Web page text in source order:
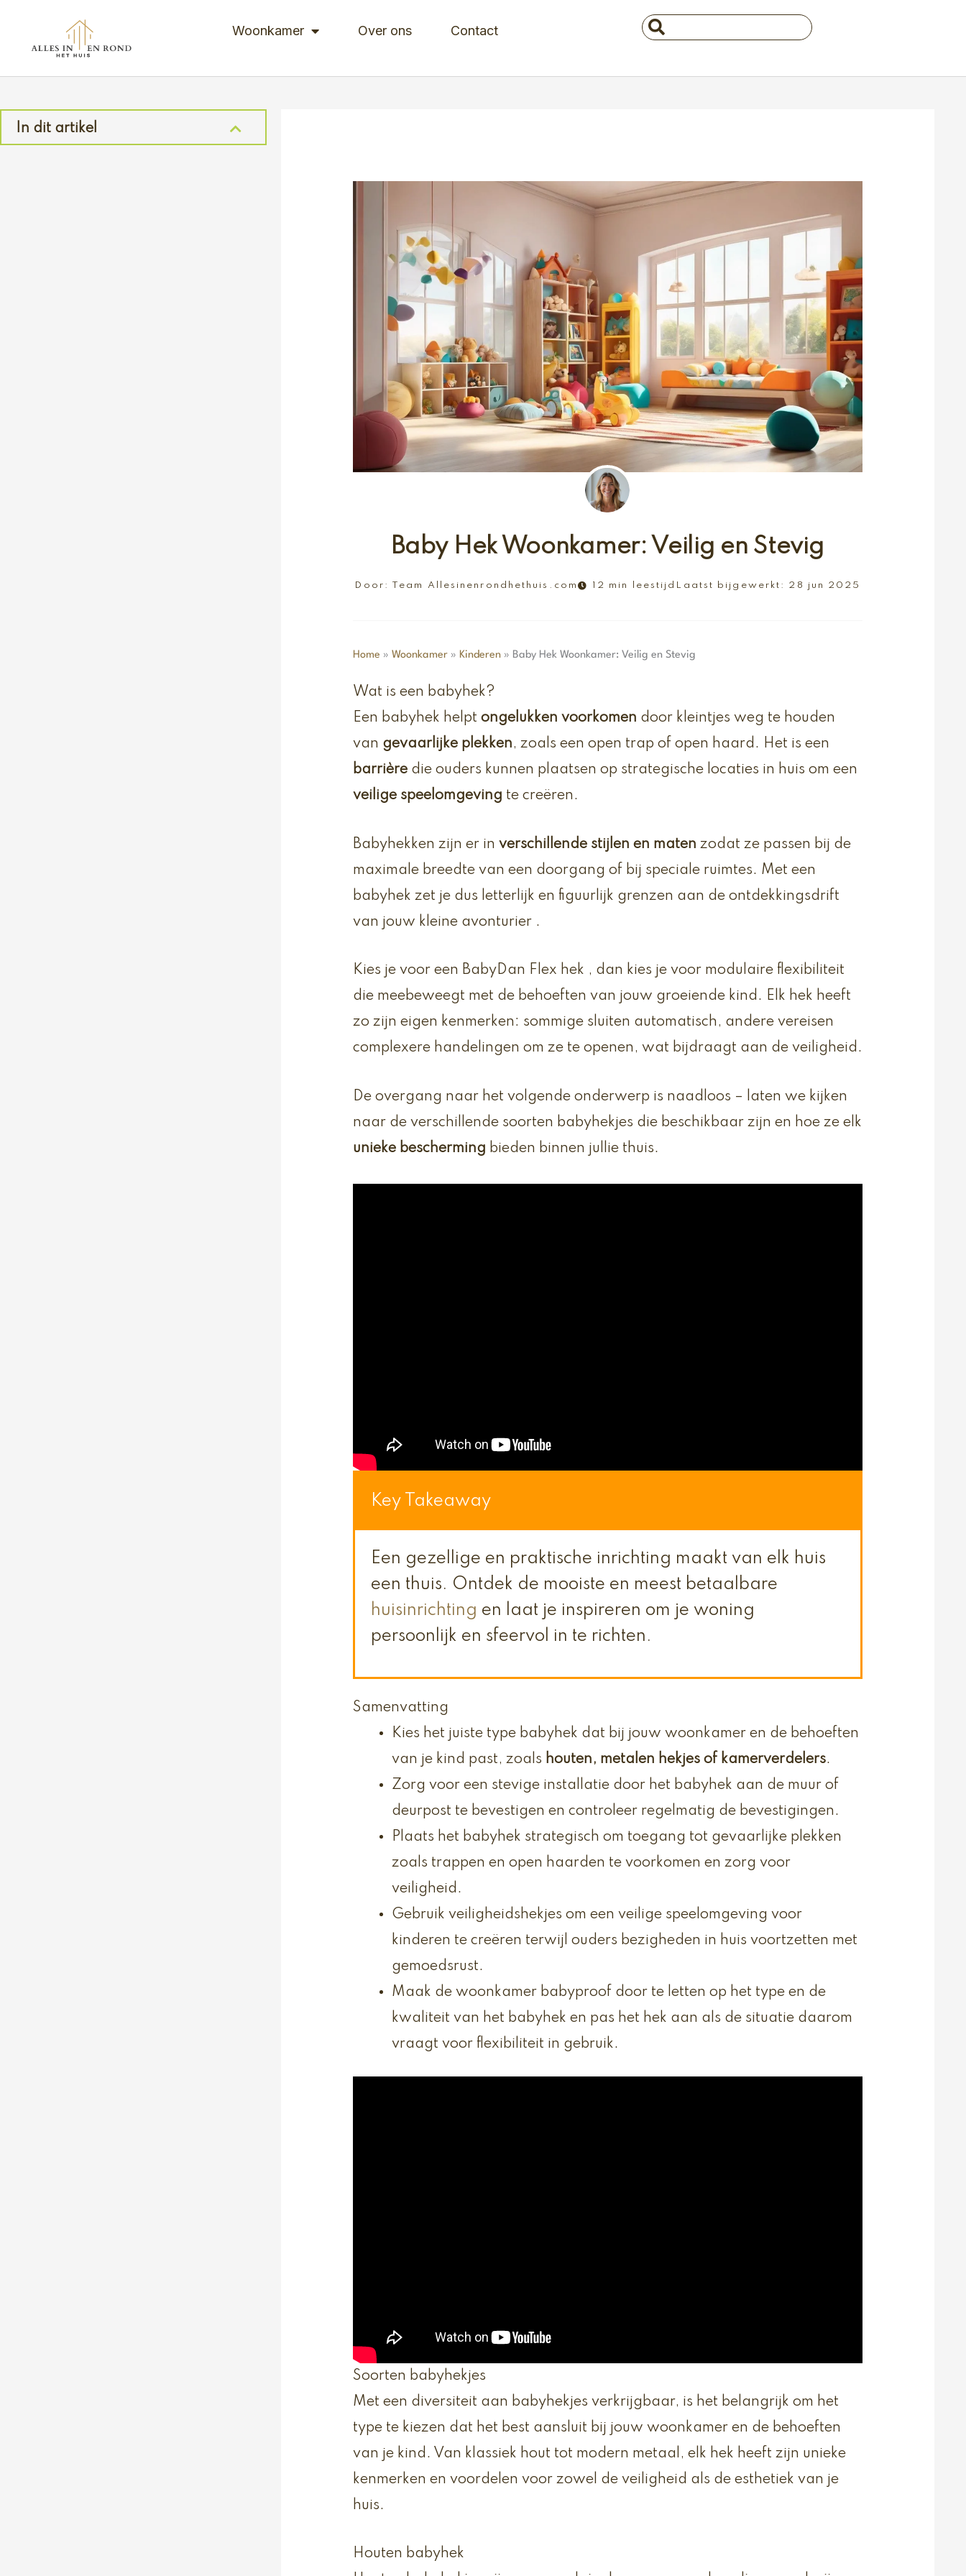
Woonkamer Over ons Contact
Search
...
In dit artikel
Baby Hek Woonkamer: Veilig en Stevig
Door: Team Allesinenrondhethuis.com 12 min leestijd Laatst bijgewerkt: 28 jun 2025
Home » Woonkamer » Kinderen » Baby Hek Woonkamer: Veilig en Stevig
Wat is een babyhek?
Een babyhek helpt ongelukken voorkomen door kleintjes weg te houden
van gevaarlijke plekken, zoals een open trap of open haard. Het is een
barrière die ouders kunnen plaatsen op strategische locaties in huis om een
veilige speelomgeving te creëren.
Babyhekken zijn er in verschillende stijlen en maten zodat ze passen bij de
maximale breedte van een doorgang of bij speciale ruimtes. Met een
babyhek zet je dus letterlijk en figuurlijk grenzen aan de ontdekkingsdrift
van jouw kleine avonturier .
Kies je voor een BabyDan Flex hek , dan kies je voor modulaire flexibiliteit
die meebeweegt met de behoeften van jouw groeiende kind. Elk hek heeft
zo zijn eigen kenmerken: sommige sluiten automatisch, andere vereisen
complexere handelingen om ze te openen, wat bijdraagt aan de veiligheid.
De overgang naar het volgende onderwerp is naadloos – laten we kijken
naar de verschillende soorten babyhekjes die beschikbaar zijn en hoe ze elk
unieke bescherming bieden binnen jullie thuis.
Key Takeaway
Een gezellige en praktische inrichting maakt van elk huis
een thuis. Ontdek de mooiste en meest betaalbare
huisinrichting en laat je inspireren om je woning
persoonlijk en sfeervol in te richten.
Samenvatting
Kies het juiste type babyhek dat bij jouw woonkamer en de behoeften
van je kind past, zoals houten, metalen hekjes of kamerverdelers.
Zorg voor een stevige installatie door het babyhek aan de muur of
deurpost te bevestigen en controleer regelmatig de bevestigingen.
Plaats het babyhek strategisch om toegang tot gevaarlijke plekken
zoals trappen en open haarden te voorkomen en zorg voor
veiligheid.
Gebruik veiligheidshekjes om een veilige speelomgeving voor
kinderen te creëren terwijl ouders bezigheden in huis voortzetten met
gemoedsrust.
Maak de woonkamer babyproof door te letten op het type en de
kwaliteit van het babyhek en pas het hek aan als de situatie daarom
vraagt voor flexibiliteit in gebruik.
Soorten babyhekjes
Met een diversiteit aan babyhekjes verkrijgbaar, is het belangrijk om het
type te kiezen dat het best aansluit bij jouw woonkamer en de behoeften
van je kind. Van klassiek hout tot modern metaal, elk hek heeft zijn unieke
kenmerken en voordelen voor zowel de veiligheid als de esthetiek van je
huis.
Houten babyhek